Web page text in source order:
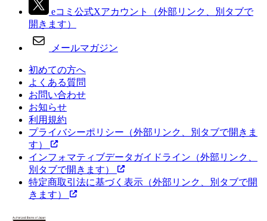
eコミ公式Xアカウント
（外部リンク、別タブで
開きます）
メールマガジン
初めての方へ
よくある質問
お問い合わせ
お知らせ
利用規約
プライバシーポリシー （外部リンク、別タブで開きま
す）
インフォマティブデータガイドライン （外部リンク、
別タブで開きます）
特定商取引法に基づく表示 （外部リンク、別タブで開
きます）